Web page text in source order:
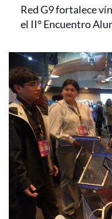
Red G9 fortalece
el II° Encuentro